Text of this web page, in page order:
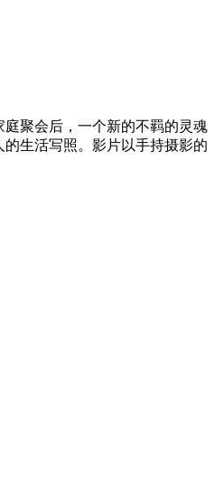
聚会后，一个新的不羁的灵魂
生活写照。影片以手持摄影的